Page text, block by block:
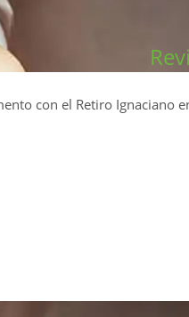
con el Retiro Ignaciano